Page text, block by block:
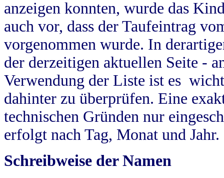
anzeigen konnten, wurde das
auch vor, dass der Taufeintrag
vorgenommen wurde. In
der derzeitigen aktuellen Seite -
Verwendung der Liste ist es
dahinter zu überprüfen. Eine
technischen Gründen nur
erfolgt nach Tag, Monat und Jahr.
Schreibweise der Namen